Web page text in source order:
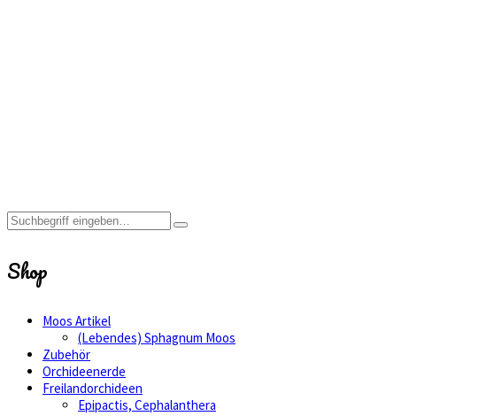
Shop
Moos Artikel
(Lebendes) Sphagnum Moos
Zubehör
Orchideenerde
Freilandorchideen
Epipactis, Cephalanthera